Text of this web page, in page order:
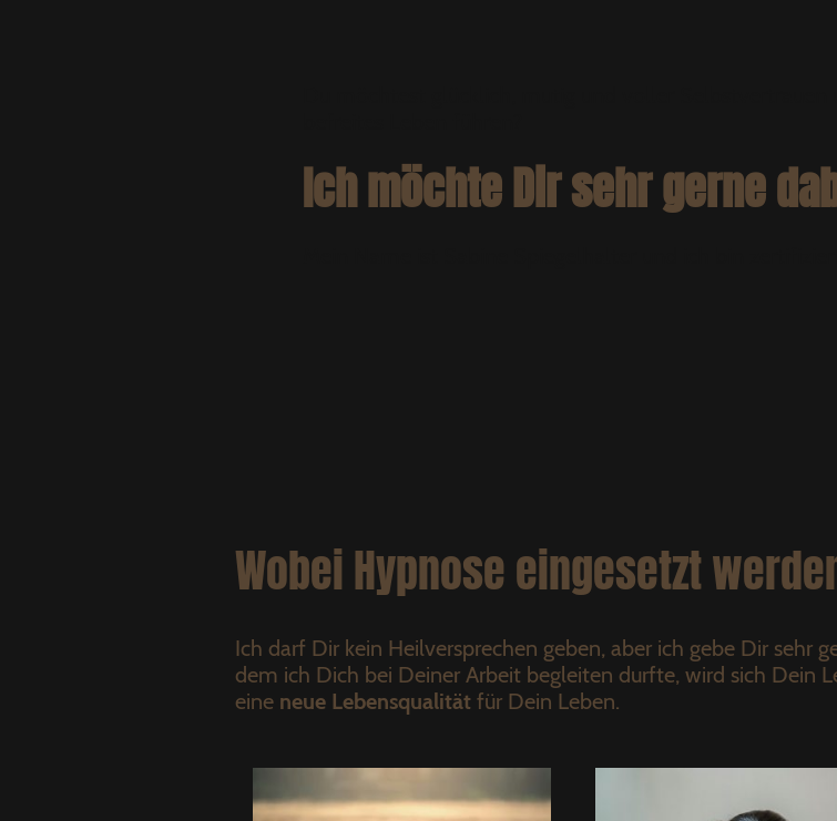
Ich möchte Dir sehr gerne
Wobei Hypnose eingesetzt
Ich darf Dir kein Heilversprechen geben, aber ich gebe Dir sehr
dem ich Dich bei Deiner Arbeit begleiten durfte, wird sich Dein
eine neue Lebensqualität für Dein Leben.